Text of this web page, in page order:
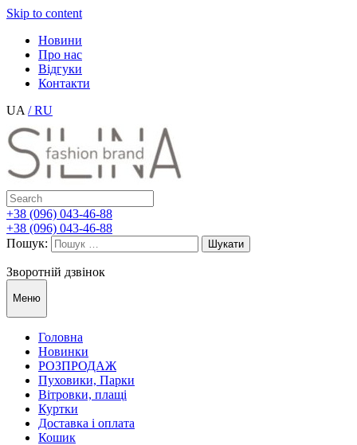
Skip to content
Новини
Про нас
Відгуки
Контакти
UA / RU
+38 (096) 043-46-88
+38 (096) 043-46-88
Пошук:
Зворотній дзвінок
Меню
Головна
Новинки
РОЗПРОДАЖ
Пуховики, Парки
Вітровки, плащі
Куртки
Доставка і оплата
Кошик